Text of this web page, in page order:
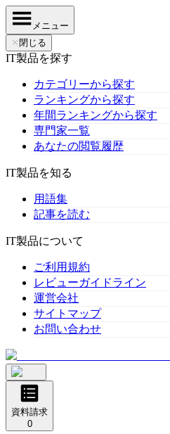
メニュー
✕ 閉じる
IT製品を探す
カテゴリーから探す
ランキングから探す
年間ランキングから探す
専門家一覧
あなたの閲覧履歴
IT製品を知る
用語集
記事を読む
IT製品について
ご利用規約
レビューガイドライン
運営会社
サイトマップ
お問い合わせ
資料請求
0